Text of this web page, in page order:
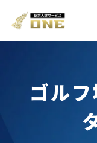
to
ゴル